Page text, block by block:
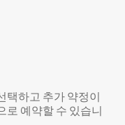
택하고 추가 약정이
로 예약할 수 있습니